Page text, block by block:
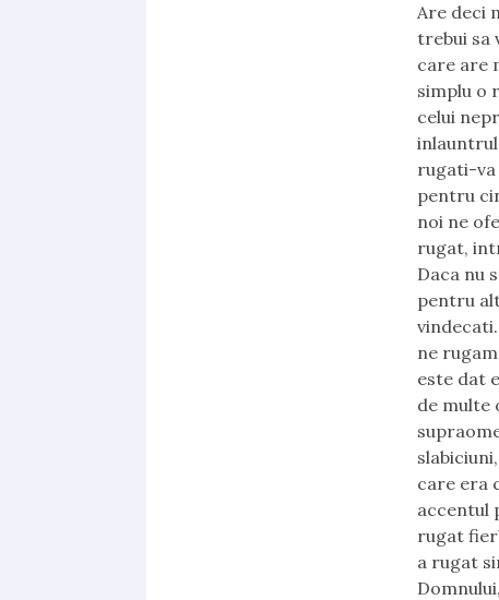
Are deci
trebui sa
care are
simplu o
celui
inlauntrul
rugati-va
pentru
noi ne
rugat,
Daca nu
pentru
ne
este dat
de multe
care era
accentul
rugat
a rugat